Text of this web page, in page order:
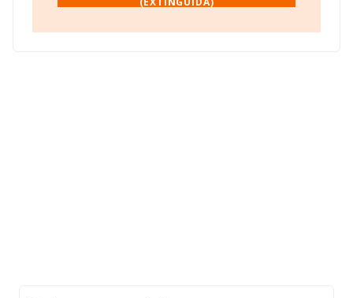
euros y en 2010 la media de facturación de ventas entre
relación con la información de la provincia de Málaga,